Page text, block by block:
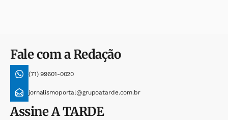
Fale com a Redação
(71) 99601-0020
jornalismoportal@grupoatarde.com.br
AssineA TARDE